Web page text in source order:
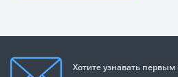
Хотите узнавать